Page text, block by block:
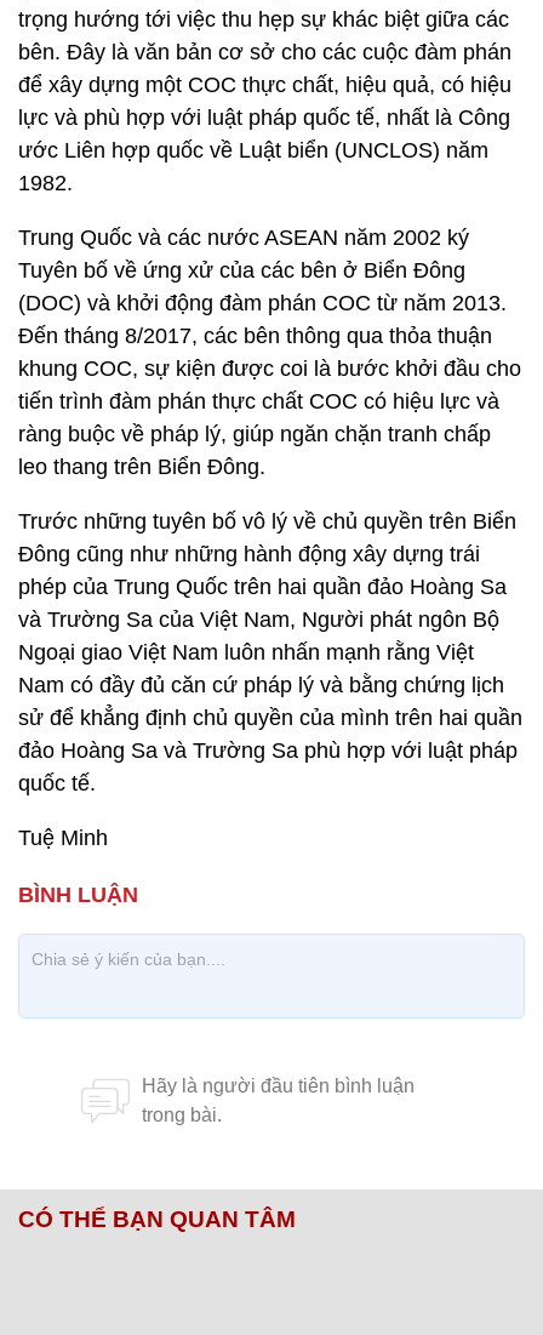
trọng hướng tới việc thu hẹp sự khác biệt giữa các
bên. Đây là văn bản cơ sở cho các cuộc đàm phán
để xây dựng một COC thực chất, hiệu quả, có hiệu
lực và phù hợp với luật pháp quốc tế, nhất là Công
ước Liên hợp quốc về Luật biển (UNCLOS) năm
1982.
Trung Quốc và các nước ASEAN năm 2002 ký
Tuyên bố về ứng xử của các bên ở Biển Đông
(DOC) và khởi động đàm phán COC từ năm 2013.
Đến tháng 8/2017, các bên thông qua thỏa thuận
khung COC, sự kiện được coi là bước khởi đầu cho
tiến trình đàm phán thực chất COC có hiệu lực và
ràng buộc về pháp lý, giúp ngăn chặn tranh chấp
leo thang trên Biển Đông.
Trước những tuyên bố vô lý về chủ quyền trên Biển
Đông cũng như những hành động xây dựng trái
phép của Trung Quốc trên hai quần đảo Hoàng Sa
và Trường Sa của Việt Nam, Người phát ngôn Bộ
Ngoại giao Việt Nam luôn nhấn mạnh rằng Việt
Nam có đầy đủ căn cứ pháp lý và bằng chứng lịch
sử để khẳng định chủ quyền của mình trên hai quần
đảo Hoàng Sa và Trường Sa phù hợp với luật pháp
quốc tế.
Tuệ Minh
CÓ THỂ BẠN QUAN TÂM